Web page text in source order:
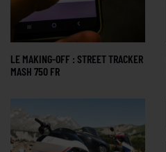
LE MAKING-OFF : STREET TRACKER
MASH 750 FR